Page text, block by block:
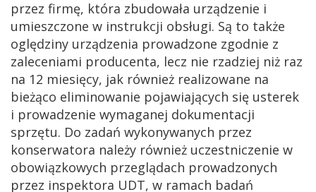
przez firmę, która zbudowała urządzenie i
umieszczone w instrukcji obsługi. Są to także
oględziny urządzenia prowadzone zgodnie z
zaleceniami producenta, lecz nie rzadziej niż raz
na 12 miesięcy, jak również realizowane na
bieżąco eliminowanie pojawiających się usterek
i prowadzenie wymaganej dokumentacji
sprzętu. Do zadań wykonywanych przez
konserwatora należy również uczestniczenie w
obowiązkowych przeglądach prowadzonych
przez inspektora UDT, w ramach badań